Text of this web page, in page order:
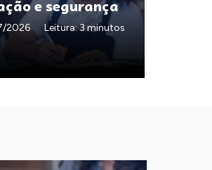
e segurança
2026
Leitura: 3 minutos